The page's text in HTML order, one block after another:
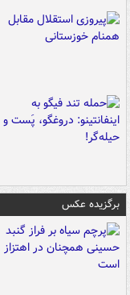
برگزیده عکس